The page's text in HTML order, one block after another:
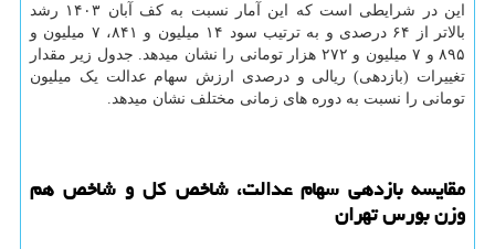
این در شرایطی است که این آمار نسبت به کف آبان ۱۴۰۳ رشد
بالاتر از ۶۴ درصدی و به ترتیب سود ۱۴ میلیون و ۸۴۱، ۷ میلیون و
۸۹۵ و ۷ میلیون و ۲۷۲ هزار تومانی را نشان میدهد. جدول زیر مقدار
تغییرات (بازدهی) ریالی و درصدی ارزش سهام عدالت یک میلیون
تومانی را نسبت به دوره های زمانی مختلف نشان میدهد.
مقایسه بازدهی سهام عدالت، شاخص کل و شاخص هم
وزن بورس تهران